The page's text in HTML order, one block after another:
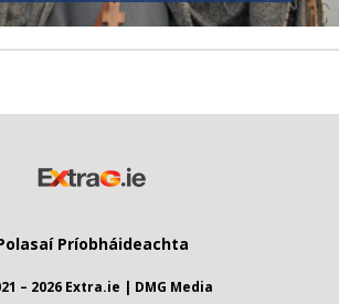
Príobháideachta
– 2026 Extra.ie | DMG Media